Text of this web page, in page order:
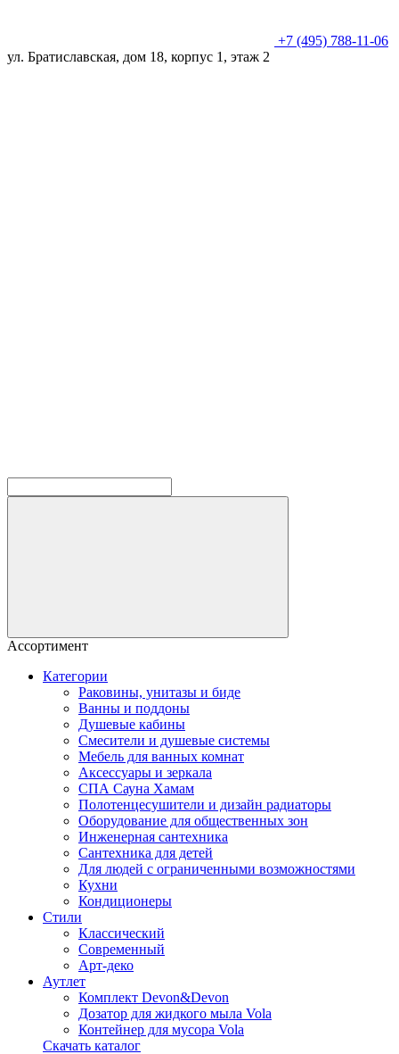
+7 (495) 788-11-06
ул. Братиславская, дом 18, корпус 1, этаж 2
Ассортимент
Категории
Раковины, унитазы и биде
Ванны и поддоны
Душевые кабины
Смесители и душевые системы
Мебель для ванных комнат
Аксессуары и зеркала
СПА Сауна Хамам
Полотенцесушители и дизайн радиаторы
Оборудование для общественных зон
Инженерная сантехника
Сантехника для детей
Для людей с ограниченными возможностями
Кухни
Кондиционеры
Стили
Классический
Современный
Арт-деко
Аутлет
Комплект Devon&Devon
Дозатор для жидкого мыла Vola
Контейнер для мусора Vola
Скачать каталог